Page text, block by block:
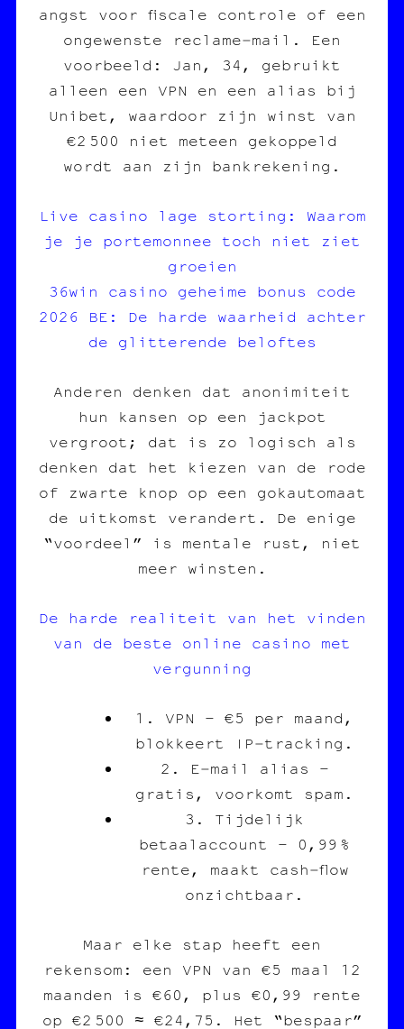
angst voor fiscale controle of een
ongewenste reclame‑mail. Een
voorbeeld: Jan, 34, gebruikt
alleen een VPN en een alias bij
Unibet, waardoor zijn winst van
€2 500 niet meteen gekoppeld
wordt aan zijn bankrekening.
Live casino lage storting: Waarom
je je portemonnee toch niet ziet
groeien
36win casino geheime bonus code
2026 BE: De harde waarheid achter
de glitterende beloftes
Anderen denken dat anonimiteit
hun kansen op een jackpot
vergroot; dat is zo logisch als
denken dat het kiezen van de rode
of zwarte knop op een gokautomaat
de uitkomst verandert. De enige
“voordeel” is mentale rust, niet
meer winsten.
De harde realiteit van het vinden
van de beste online casino met
vergunning
1. VPN – €5 per maand,
blokkeert IP‑tracking.
2. E‑mail alias –
gratis, voorkomt spam.
3. Tijdelijk
betaalaccount – 0,99 %
rente, maakt cash‑flow
onzichtbaar.
Maar elke stap heeft een
rekensom: een VPN van €5 maal 12
maanden is €60, plus €0,99 rente
op €2 500 ≈ €24,75. Het “bespaar”